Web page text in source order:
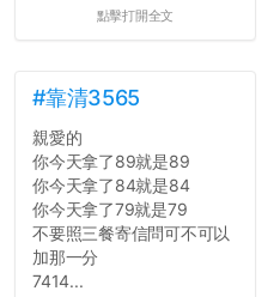
點擊打開全文
#靠清3565
親愛的
你今天拿了89就是89
你今天拿了84就是84
你今天拿了79就是79
不要照三餐寄信問可不可以
加那一分
7414...